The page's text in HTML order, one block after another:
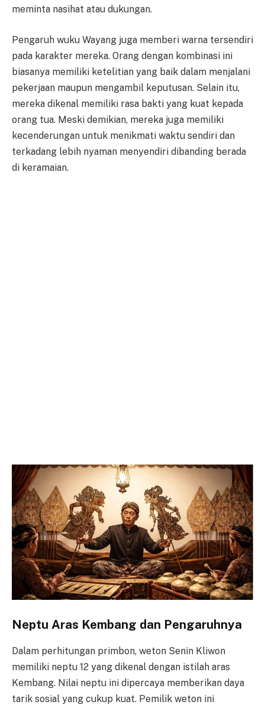
meminta nasihat atau dukungan.
Pengaruh wuku Wayang juga memberi warna tersendiri
pada karakter mereka. Orang dengan kombinasi ini
biasanya memiliki ketelitian yang baik dalam menjalani
pekerjaan maupun mengambil keputusan. Selain itu,
mereka dikenal memiliki rasa bakti yang kuat kepada
orang tua. Meski demikian, mereka juga memiliki
kecenderungan untuk menikmati waktu sendiri dan
terkadang lebih nyaman menyendiri dibanding berada
di keramaian.
Neptu Aras Kembang dan Pengaruhnya
Dalam perhitungan primbon, weton Senin Kliwon
memiliki neptu 12 yang dikenal dengan istilah aras
Kembang. Nilai neptu ini dipercaya memberikan daya
tarik sosial yang cukup kuat. Pemilik weton ini